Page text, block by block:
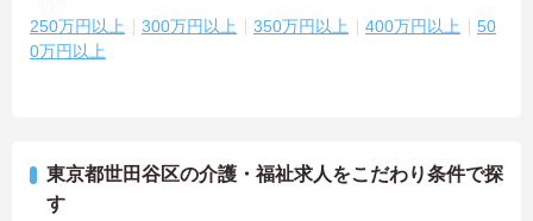
250万円以上 300万円以上 350万円以上 400万円以上
50
0万円以上
東京都世田谷区の介護・福祉求人をこだわり条件で探
す